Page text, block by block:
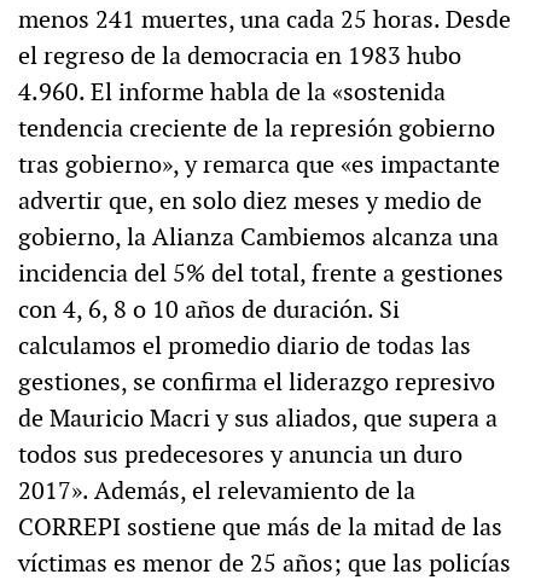
menos 241 muertes, una cada 25 horas. Desde
el regreso de la democracia en 1983 hubo
4.960. El informe habla de la «sostenida
tendencia creciente de la represión gobierno
tras gobierno», y remarca que «es impactante
advertir que, en solo diez meses y medio de
gobierno, la Alianza Cambiemos alcanza una
incidencia del 5% del total, frente a gestiones
con 4, 6, 8 o 10 años de duración. Si
calculamos el promedio diario de todas las
gestiones, se confirma el liderazgo represivo
de Mauricio Macri y sus aliados, que supera a
todos sus predecesores y anuncia un duro
2017». Además, el relevamiento de la
CORREPI sostiene que más de la mitad de las
víctimas es menor de 25 años; que las policías